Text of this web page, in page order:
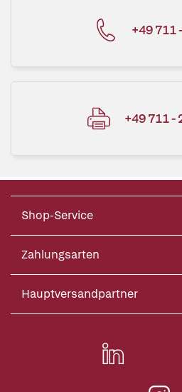
+49 711
+49 711 -
Shop-Service
Zahlungsarten
Hauptversandpartner